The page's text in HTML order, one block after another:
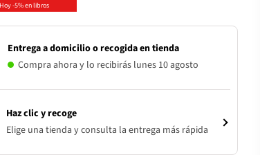
Hoy -5% en libros
Entrega a domicilio o recogida en tienda
Compra ahora y lo recibirás lunes 10 agosto
Haz clic y recoge
Elige una tienda y consulta la entrega más rápida